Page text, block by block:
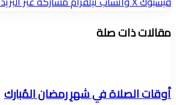
مقالات ذات صلة
أوقات الصلاة في شهرِ رمضان المُبارك